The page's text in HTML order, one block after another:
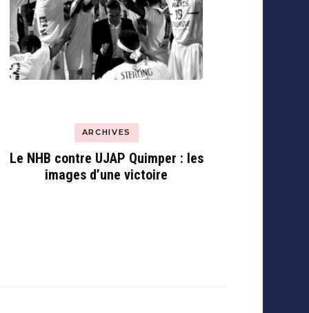
ARCHIVES
Le NHB contre UJAP Quimper : les
images d’une victoire